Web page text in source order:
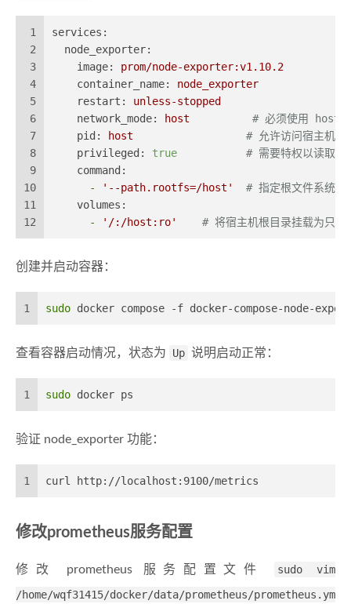
1
2
3
4
5
6
7
8
9
10
11
12
services:
node_exporter:
image:
prom/node-exporter:v1.10.2
container_name:
node_exporter
restart:
unless-stopped
network_mode:
host
# 必须使用 host
pid:
host
# 允许访问宿主机进
privileged:
true
# 需要特权以读取部
command:
-
'--path.rootfs=/host'
# 指定根文件系统路
volumes:
-
'/:/host:ro' # 将宿主机根目录挂载为只读
创建并启动容器：
1 sudo docker compose -f docker-compose-node-
查看容器启动情况，状态为 Up 说明启动正常：
1 sudo docker ps
验证 node_exporter 功能：
1 curl http://localhost:9100/metrics
修改prometheus服务配置
修改 prometheus 服务配置文件
sudo vim
/home/wqf31415/docker/data/prometheus/prometheus.ym